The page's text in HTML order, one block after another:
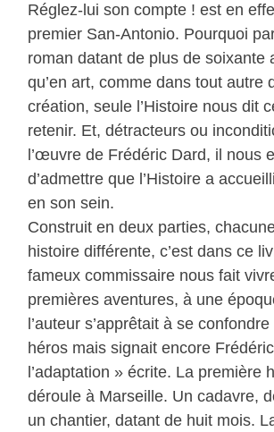
Réglez-lui son compte ! est en
premier San-Antonio. Pourquoi
roman datant de plus de soixante
qu’en art, comme dans tout autre
création, seule l’Histoire nous dit
retenir. Et, détracteurs ou
l’œuvre de Frédéric Dard, il nous
d’admettre que l’Histoire a
en son sein.
Construit en deux parties,
histoire différente, c’est dans ce
fameux commissaire nous fait
premières aventures, à une
l’auteur s’apprêtait à se
héros mais signait encore
l’adaptation » écrite. La première
déroule à Marseille. Un cadavre,
un chantier, datant de huit mois.